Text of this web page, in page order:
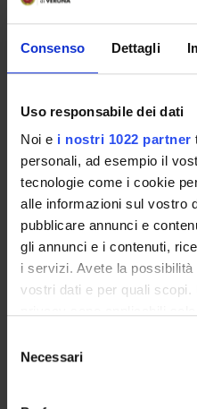
Consenso Dettagli
Uso responsabile dei dati
Noi e i nostri 1022 partner
personali, ad esempio il
tecnologie come i cookie
alle informazioni sul vostro
pubblicare annunci e
gli annunci e i contenuti,
i servizi. Avete la
vostri dati e per quali
modificare o revocare il
momento dalla
delNecessari
Insegnamenti
Calendario didattico
Orario lezioni
Piani didattici
Calendario esami
Bacheca avvisi
Proposte tesi e stage
Organi collegiali e di
OFFERTA FORMATIVA